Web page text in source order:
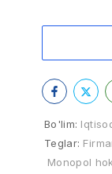
Bo'lim:
Teglar:
Monopol